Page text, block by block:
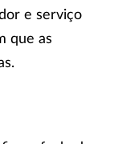
e serviço
que as